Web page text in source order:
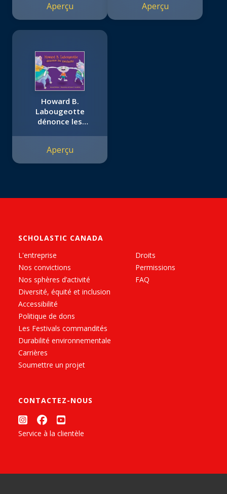
Aperçu Aperçu
Howard B.
Labougeotte
dénonce les
Aperçu
SCHOLASTIC CANADA
L'entreprise
Nos convictions
Nos sphères d’activité
Diversité, équité et inclusion
Accessibilité
Politique de dons
Les Festivals commandités
Durabilité environnementale
Carrières
Soumettre un projet
Droits
Permissions
FAQ
CONTACTEZ-NOUS
Service à la clientèle